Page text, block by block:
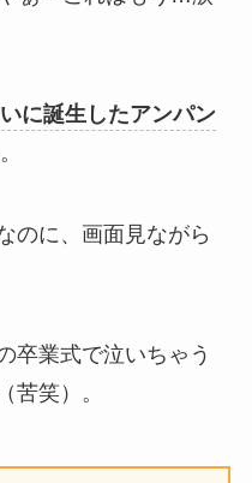
に誕生したアンパン
のに、画面見ながら
卒業式で泣いちゃう
苦笑）。